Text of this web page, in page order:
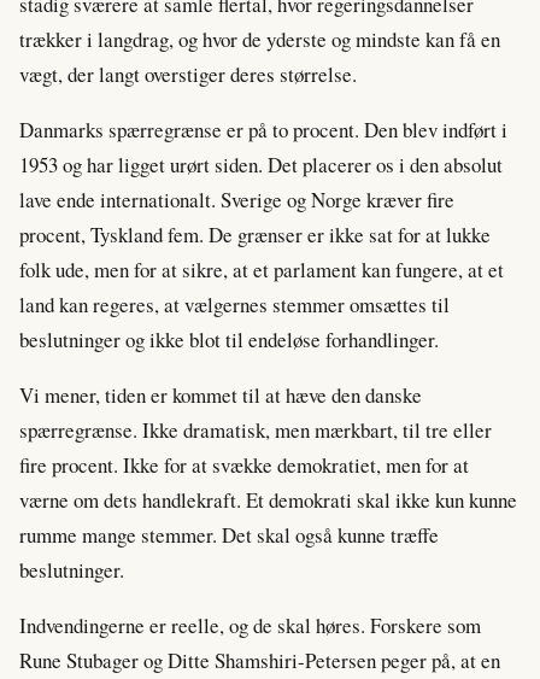
trækker i langdrag, og hvor de yderste og mindste kan få en
vægt, der langt overstiger deres størrelse.
Danmarks spærregrænse er på to procent. Den blev indført i
1953 og har ligget urørt siden. Det placerer os i den absolut
lave ende internationalt. Sverige og Norge kræver fire
procent, Tyskland fem. De grænser er ikke sat for at lukke
folk ude, men for at sikre, at et parlament kan fungere, at et
land kan regeres, at vælgernes stemmer omsættes til
beslutninger og ikke blot til endeløse forhandlinger.
Vi mener, tiden er kommet til at hæve den danske
spærregrænse. Ikke dramatisk, men mærkbart, til tre eller
fire procent. Ikke for at svække demokratiet, men for at
værne om dets handlekraft. Et demokrati skal ikke kun kunne
rumme mange stemmer. Det skal også kunne træffe
beslutninger.
Indvendingerne er reelle, og de skal høres. Forskere som
Rune Stubager og Ditte Shamshiri-Petersen peger på, at en